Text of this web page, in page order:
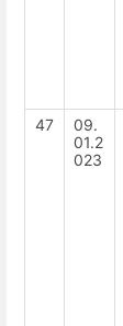
47
09.
01.2
023